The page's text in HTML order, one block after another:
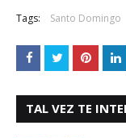
Tags: Santo Domingo
TAL VEZ TE